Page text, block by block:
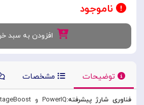
ناموجود
افزودن به سبد
توضیحات مشخصات
فناوری شارژ پیشرفته: